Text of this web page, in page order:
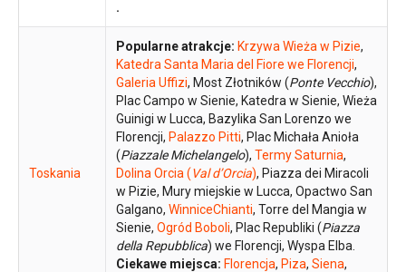
.
Toskania
Popularne atrakcje: Krzywa Wieża w Pizie,
Katedra Santa Maria del Fiore we Florencji,
Galeria Uffizi, Most Złotników (Ponte Vecchio),
Plac Campo w Sienie, Katedra w Sienie, Wieża
Guinigi w Lucca, Bazylika San Lorenzo we
Florencji, Palazzo Pitti, Plac Michała Anioła
(Piazzale Michelangelo), Termy Saturnia,
Dolina Orcia (Val d’Orcia), Piazza dei Miracoli
w Pizie, Mury miejskie w Lucca, Opactwo San
Galgano, WinniceChianti, Torre del Mangia w
Sienie, Ogród Boboli, Plac Republiki (Piazza
della Repubblica) we Florencji, Wyspa Elba.
Ciekawe miejsca: Florencja, Piza, Siena,